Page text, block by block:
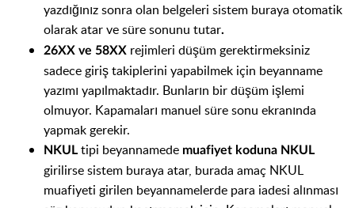
yazdığınız sonra olan belgeleri sistem buraya otomatik
olarak atar ve süre sonunu tutar.
26XX ve 58XX rejimleri düşüm gerektirmeksiniz
sadece giriş takiplerini yapabilmek için beyanname
yazımı yapılmaktadır. Bunların bir düşüm işlemi
olmuyor. Kapamaları manuel süre sonu ekranında
yapmak gerekir.
NKUL tipi beyannamede muafiyet koduna NKUL
girilirse sistem buraya atar, burada amaç NKUL
muafiyeti girilen beyannamelerde para iadesi alınması